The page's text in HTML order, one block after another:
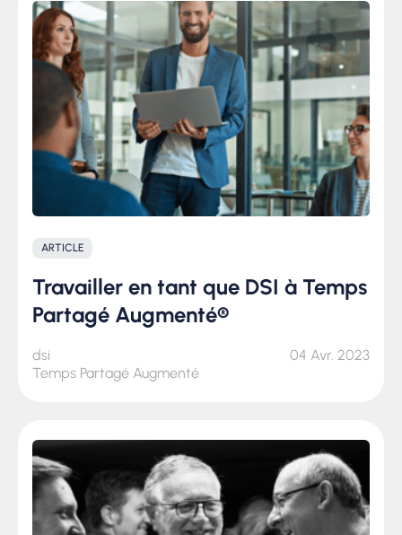
ARTICLE
Travailler en tant que DSI à Temps
Partagé Augmenté®
dsi
Temps Partagé Augmenté
04 Avr. 2023